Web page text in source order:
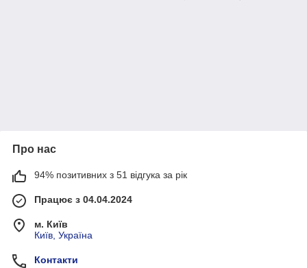
Про нас
94% позитивних з 51 відгука за рік
Працює з 04.04.2024
м. Київ
Київ, Україна
Контакти